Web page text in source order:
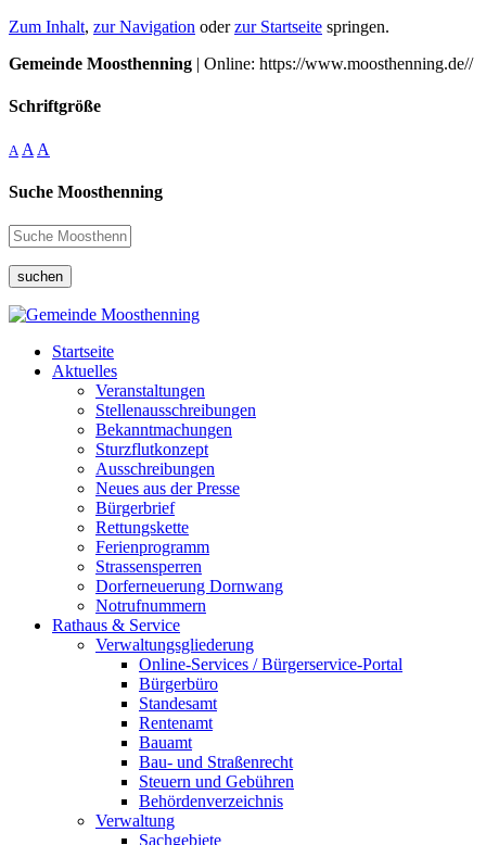
Zum Inhalt, zur Navigation oderzur Startseite springen.
Gemeinde Moosthenning | Online: https://www.moosthenning.de//
Schriftgröße
A A A
Suche Moosthenning
suchen
Startseite
Aktuelles
Veranstaltungen
Stellenausschreibungen
Bekanntmachungen
Sturzflutkonzept
Ausschreibungen
Neues aus der Presse
Bürgerbrief
Rettungskette
Ferienprogramm
Strassensperren
Dorferneuerung Dornwang
Notrufnummern
Rathaus & Service
Verwaltungsgliederung
Online-Services / Bürgerservice-Portal
Bürgerbüro
Standesamt
Rentenamt
Bauamt
Bau- und Straßenrecht
Steuern und Gebühren
Behördenverzeichnis
Verwaltung
Sachgebiete